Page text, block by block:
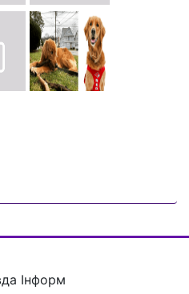
Інформ